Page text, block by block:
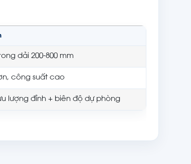
dải 200-800 mm
công suất cao
lượng đỉnh + biên độ dự phòng